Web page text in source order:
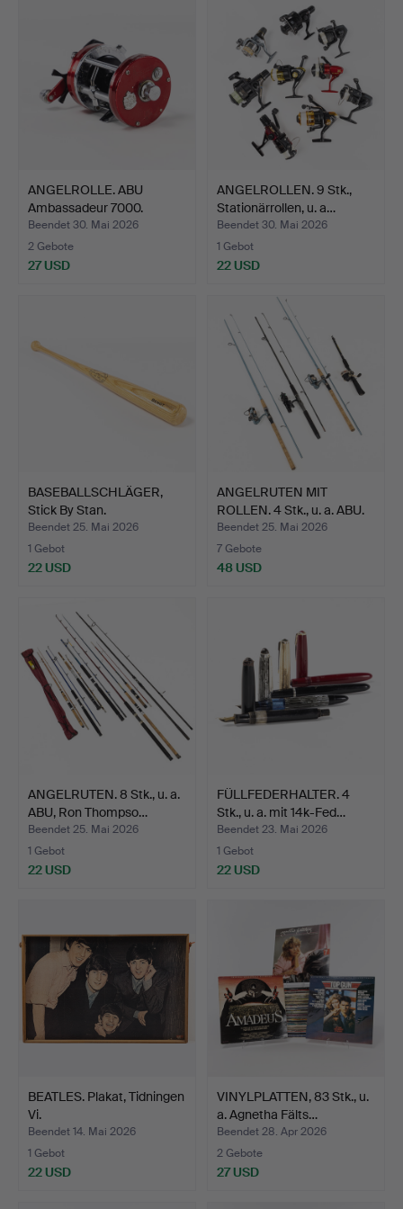
ANGELROLLE. ABU
Ambassadeur 7000.
Beendet 30. Mai 2026
2 Gebote
27 USD
ANGELROLLEN. 9 Stk.,
Stationärrollen, u. a…
Beendet 30. Mai 2026
1 Gebot
22 USD
BASEBALLSCHLÄGER,
Stick By Stan.
Beendet 25. Mai 2026
1 Gebot
22 USD
ANGELRUTEN MIT
ROLLEN. 4 Stk., u. a. ABU.
Beendet 25. Mai 2026
7 Gebote
48 USD
ANGELRUTEN. 8 Stk., u. a.
ABU, Ron Thompso…
Beendet 25. Mai 2026
1 Gebot
22 USD
FÜLLFEDERHALTER. 4
Stk., u. a. mit 14k-Fed…
Beendet 23. Mai 2026
1 Gebot
22 USD
BEATLES. Plakat, Tidningen
Vi.
Beendet 14. Mai 2026
1 Gebot
22 USD
VINYLPLATTEN, 83 Stk., u.
a. Agnetha Fälts…
Beendet 28. Apr 2026
2 Gebote
27 USD